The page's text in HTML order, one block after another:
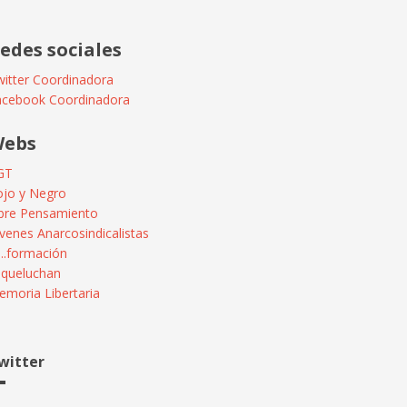
sociales
Coordinadora
Coordinadora
y Negro
Pensamiento
Anarcosindicalistas
Libertaria